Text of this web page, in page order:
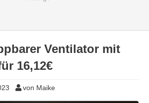
Ventilator mit
16,12€
von Maike